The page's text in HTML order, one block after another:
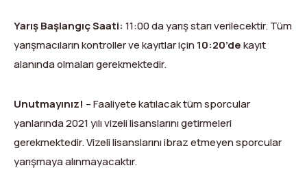
Yarış Başlangıç Saati: 11:00 da yarış starı verilecektir. Tüm
yarışmacıların kontroller ve kayıtlar için10:20’dekayıt
alanında olmaları gerekmektedir.
Unutmayınız! – Faaliyete katılacak tüm sporcular
yanlarında 2021 yılı vizeli lisanslarını getirmeleri
gerekmektedir. Vizeli lisanslarını ibraz etmeyen sporcular
yarışmaya alınmayacaktır.